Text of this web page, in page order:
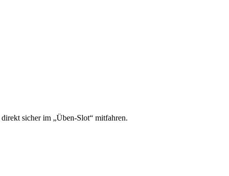
sicher im „Üben-Slot“ mitfahren.